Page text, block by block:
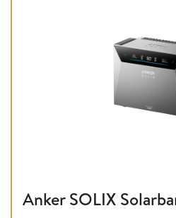
Anker SOLIX